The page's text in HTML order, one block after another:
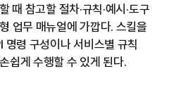
때 참고할 절차·규칙·예시·도구
업무 매뉴얼에 가깝다. 스킬을
령 구성이나 서비스별 규칙
쉽게 수행할 수 있게 된다.